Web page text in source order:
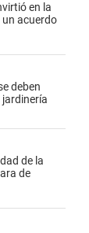
en la
un acuerdo
deben
de la
de